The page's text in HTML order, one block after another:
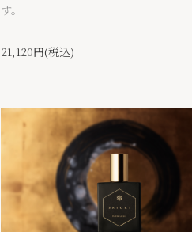
す。
21,120円(税込)